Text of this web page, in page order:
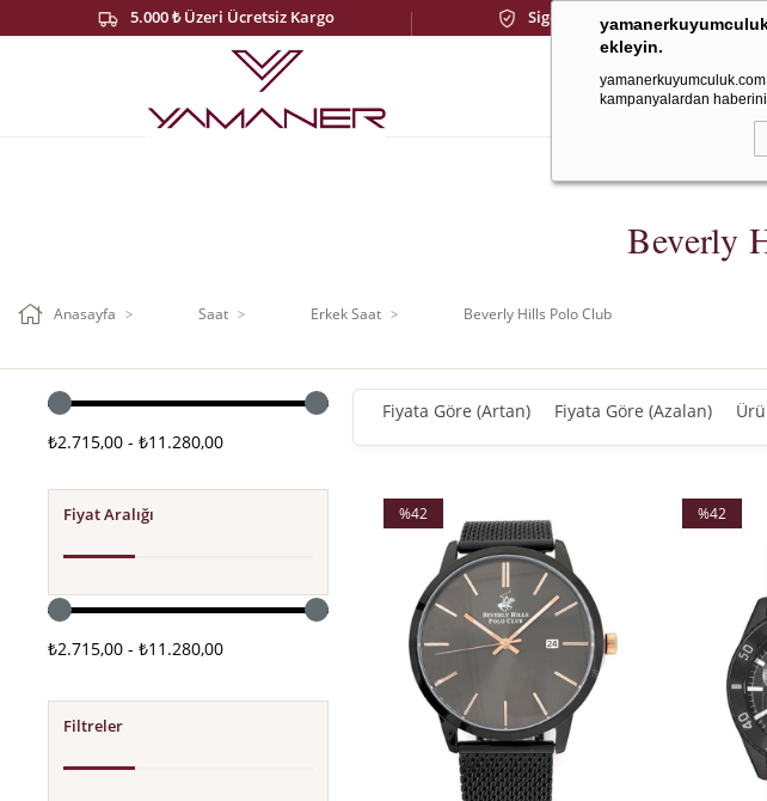
5.000 ₺ Üzeri Ücretsiz Kargo Sigortalı ve Güvenli Kargo
ekleyin.
kampanyalardan
Beverly
Anasayfa Saat Erkek Saat Beverly Hills Polo Club
₺2.715,00 - ₺11.280,00
Fiyat Aralığı
₺2.715,00 - ₺11.280,00
Filtreler
Fiyata Göre (Artan) Fiyata Göre (Azalan)
%42
%42İndirim
%42